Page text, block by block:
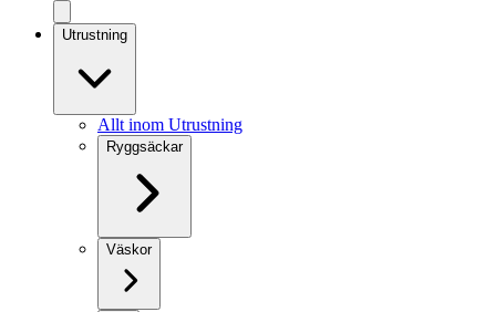
Utrustning
Allt inom Utrustning
Ryggsäckar
Väskor